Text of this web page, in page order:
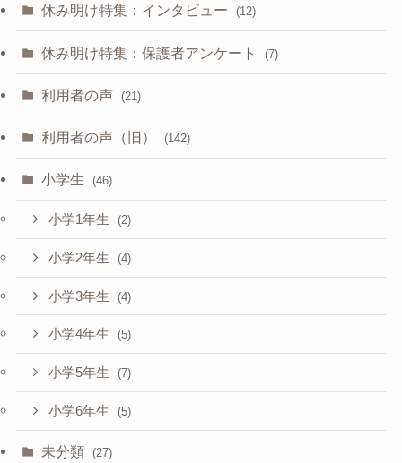
休み明け特集：インタビュー (12)
休み明け特集：保護者アンケート (7)
利用者の声 (21)
利用者の声（旧） (142)
小学生 (46)
小学1年生 (2)
小学2年生 (4)
小学3年生 (4)
小学4年生 (5)
小学5年生 (7)
小学6年生 (5)
未分類 (27)